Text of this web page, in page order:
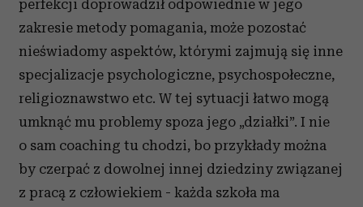
perfekcji doprowadził odpowiednie w jego
zakresie metody pomagania, może pozostać
nieświadomy aspektów, którymi zajmują się inne
specjalizacje psychologiczne, psychospołeczne,
religioznawstwo etc. W tej sytuacji łatwo mogą
umknąć mu problemy spoza jego „działki”. I nie
o sam coaching tu chodzi, bo przykłady można
by czerpać z dowolnej innej dziedziny związanej
z pracą z człowiekiem - każda szkoła ma